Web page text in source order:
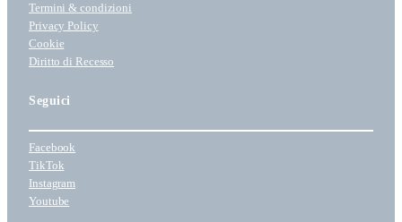
Termini & condizioni
Privacy Policy
Cookie
Diritto di Recesso
Seguici
Facebook
TikTok
Instagram
Youtube